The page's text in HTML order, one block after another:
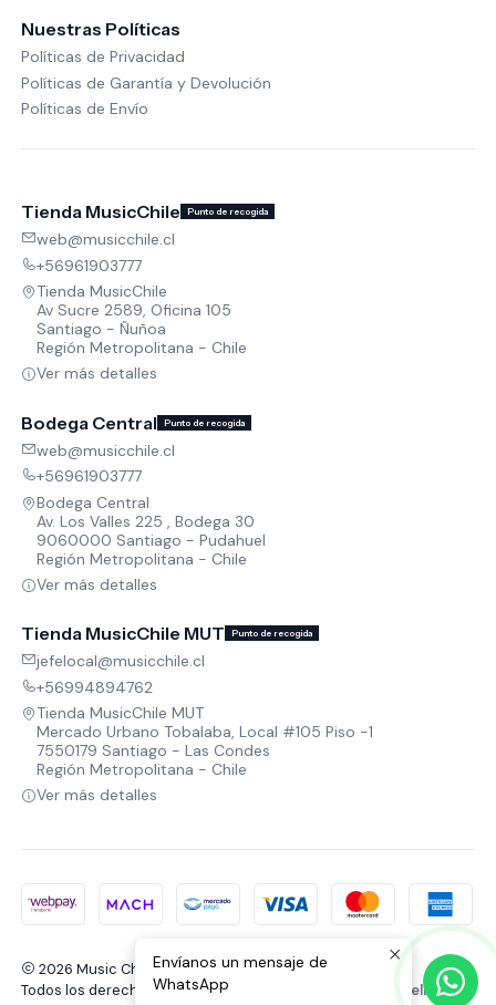
Nuestras Políticas
Políticas de Privacidad
Políticas de Garantía y Devolución
Políticas de Envío
Tienda MusicChile Punto de recogida
web@musicchile.cl
+56961903777
Tienda MusicChile
Av Sucre 2589, Oficina 105
Santiago - Ñuñoa
Región Metropolitana - Chile
Ver más detalles
Bodega Central Punto de recogida
web@musicchile.cl
+56961903777
Bodega Central
Av. Los Valles 225 , Bodega 30
9060000 Santiago - Pudahuel
Región Metropolitana - Chile
Ver más detalles
Tienda MusicChile MUT Punto de recogida
jefelocal@musicchile.cl
+56994894762
Tienda MusicChile MUT
Mercado Urbano Tobalaba, Local #105 Piso -1
7550179 Santiago - Las Condes
Región Metropolitana - Chile
Ver más detalles
2026 Music Chile.
Todos los derechos reservados.
Desarrollado por Jumpseller.
Envíanos un mensaje de
WhatsApp